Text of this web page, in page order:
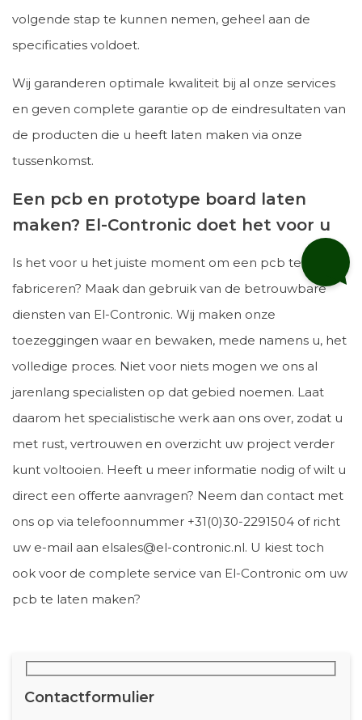
volgende stap te kunnen nemen, geheel aan de
specificaties voldoet.
Wij garanderen optimale kwaliteit bij al onze services
en geven complete garantie op de eindresultaten van
de producten die u heeft laten maken via onze
tussenkomst.
Een pcb en prototype board laten
maken? El-Contronic doet het voor u
Is het voor u het juiste moment om een pcb te laten
fabriceren? Maak dan gebruik van de betrouwbare
diensten van El-Contronic. Wij maken onze
toezeggingen waar en bewaken, mede namens u, het
volledige proces. Niet voor niets mogen we ons al
jarenlang specialisten op dat gebied noemen. Laat
daarom het specialistische werk aan ons over, zodat u
met rust, vertrouwen en overzicht uw project verder
kunt voltooien. Heeft u meer informatie nodig of wilt u
direct een offerte aanvragen? Neem dan contact met
ons op via telefoonnummer +31(0)30-2291504 of richt
uw e-mail aan elsales@el-contronic.nl. U kiest toch
ook voor de complete service van El-Contronic om uw
pcb te laten maken?
Contactformulier